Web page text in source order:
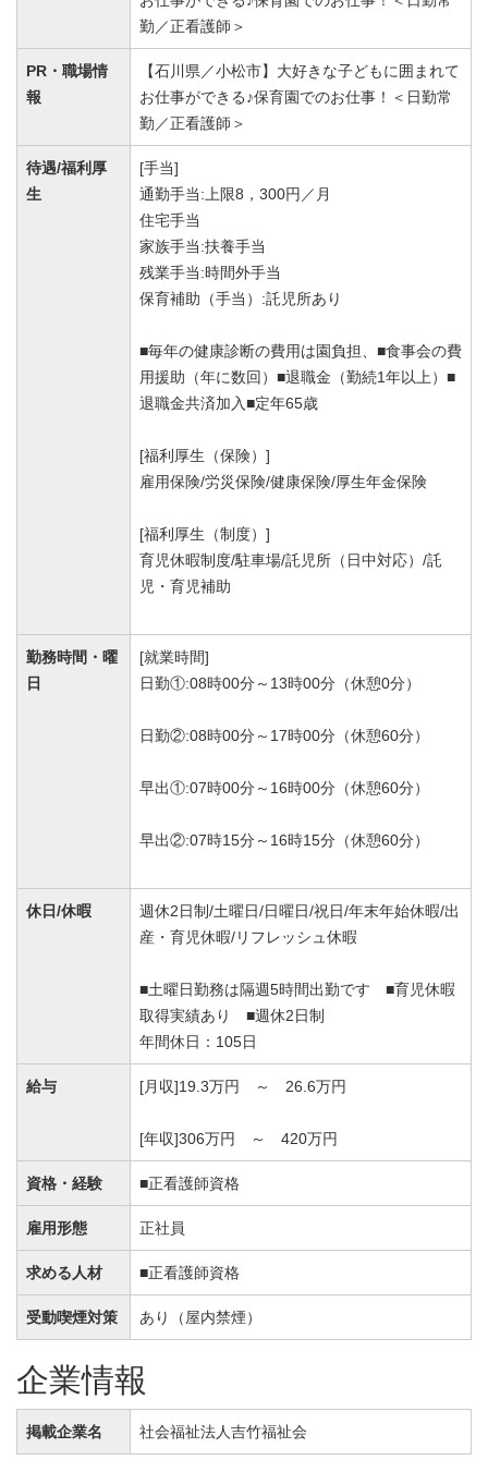
勤／正看護師＞
PR・職場情
報
【石川県／小松市】大好きな子どもに囲まれて
お仕事ができる♪保育園でのお仕事！＜日勤常
勤／正看護師＞
待遇/福利厚
生
[手当]
通勤手当:上限8，300円／月
住宅手当
家族手当:扶養手当
残業手当:時間外手当
保育補助（手当）:託児所あり
■毎年の健康診断の費用は園負担、■食事会の費
用援助（年に数回）■退職金（勤続1年以上）■
退職金共済加入■定年65歳
[福利厚生（保険）]
雇用保険/労災保険/健康保険/厚生年金保険
[福利厚生（制度）]
育児休暇制度/駐車場/託児所（日中対応）/託
児・育児補助
勤務時間・曜
日
[就業時間]
日勤①:08時00分～13時00分（休憩0分）
日勤②:08時00分～17時00分（休憩60分）
早出①:07時00分～16時00分（休憩60分）
早出②:07時15分～16時15分（休憩60分）
休日/休暇
週休2日制/土曜日/日曜日/祝日/年末年始休暇/出
産・育児休暇/リフレッシュ休暇
■土曜日勤務は隔週5時間出勤です ■育児休暇
取得実績あり ■週休2日制
年間休日：105日
給与 [月収]19.3万円 ～ 26.6万円
[年収]306万円 ～ 420万円
資格・経験 ■正看護師資格
雇用形態 正社員
求める人材 ■正看護師資格
受動喫煙対策 あり（屋内禁煙）
企業情報
掲載企業名 社会福祉法人吉竹福祉会